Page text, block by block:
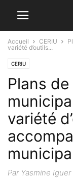
Accueil CERIU
variété d’outils...
CERIU
Plans
variété
Par Yasmine Iguer